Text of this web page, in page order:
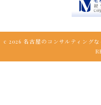
c 2026 名古屋のコンサルティング